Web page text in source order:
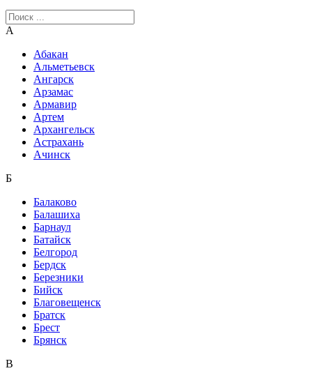
А
Абакан
Альметьевск
Ангарск
Арзамас
Армавир
Артем
Архангельск
Астрахань
Ачинск
Б
Балаково
Балашиха
Барнаул
Батайск
Белгород
Бердск
Березники
Бийск
Благовещенск
Братск
Брест
Брянск
В